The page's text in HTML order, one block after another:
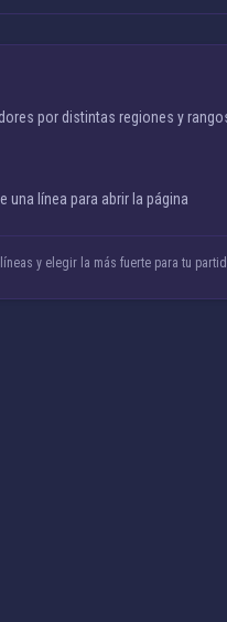
por distintas regiones y
una línea para abrir la página
y elegir la más fuerte para tu